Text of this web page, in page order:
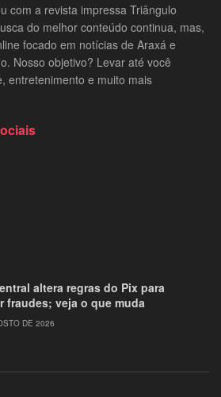
com a revista impressa Triângulo
do melhor conteúdo continua, mas,
focado em notícias de Araxá e
Nosso objetivo? Levar até você
entretenimento e muito mais
altera regras do Pix para
fraudes; veja o que muda
DE 2026